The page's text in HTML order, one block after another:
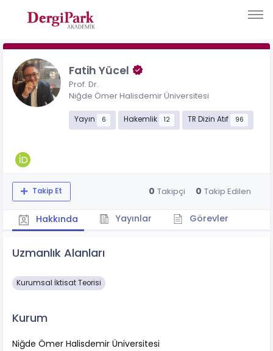
Fatih Yücel
Prof. Dr.
Niğde Ömer Halisdemir Üniversitesi
Yayın 6 Hakemlik 12 TR Dizin Atıf 96
Takip Et 0 Takipçi 0 Takip Edilen
Hakkında Yayınlar Görevler
Uzmanlık Alanları
Kurumsal İktisat Teorisi
Kurum
Niğde Ömer Halisdemir Üniversitesi